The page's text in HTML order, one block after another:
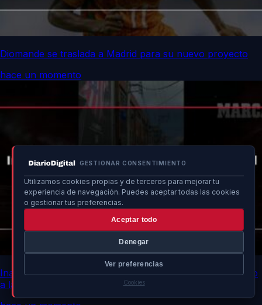
GESTIONAR CONSENTIMIENTO
Utilizamos cookies propias y de terceros para mejorar tu
experiencia de navegación. Puedes aceptar todas las cookies
o gestionar tus preferencias.
Aceptar todo
Denegar
Ver preferencias
Cookies
Diomande se traslada a Madrid para su nuevo proyecto
hace un momento
Inauguración fallida: Casa Atleti Seúl sufre colapso previo
a la apertura